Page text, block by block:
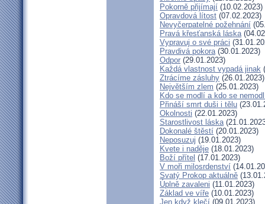
Pokorně přijímají (10.02.2023)
Opravdová lítost (07.02.2023)
Nevyčerpatelné požehnání
Pravá křesťanská láska
Vypravuj o své práci
Pravdivá pokora(30.01.2023)
Odpor (29.01.2023)
Každá vlastnost vypadá jinak
Ztrácíme zásluhy (26.01.2023)
Největším zlem (25.01.2023)
Kdo se modlí a kdo se
Přináší smrt duši i tělu
Okolnosti (22.01.2023)
Starostlivost láska
Dokonalé štěstí (20.01.2023)
Neposuzuj (19.01.2023)
Kvete i naděje (18.01.2023)
Boží přítel (17.01.2023)
V moři milosrdenství
Svatý Prokop aktuálně
Úplně zavaleni (11.01.2023)
Základ ve víře (10.01.2023)
Jen když klečí (09.01.2023)